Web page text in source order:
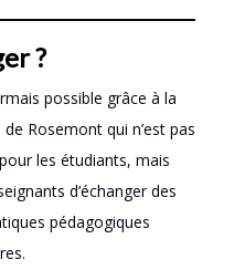
?
possible grâce à la
Rosemont qui n’est pas
les étudiants, mais
d’échanger des
pédagogiques